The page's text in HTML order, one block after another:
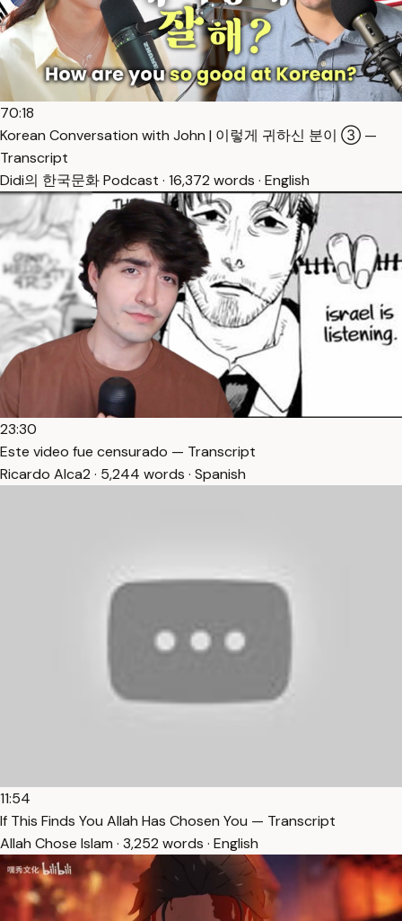
70:18
Korean Conversation with John | 이렇게 귀하신 분이 ③ —
Transcript
Didi의 한국문화 Podcast · 16,372 words · English
23:30
Este video fue censurado — Transcript
Ricardo Alca2 · 5,244 words · Spanish
11:54
If This Finds You Allah Has Chosen You — Transcript
Allah Chose Islam · 3,252 words · English